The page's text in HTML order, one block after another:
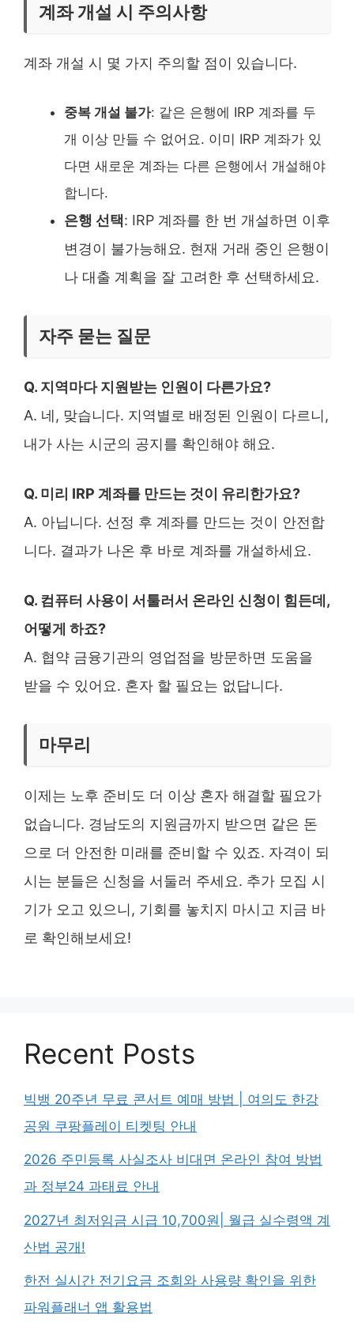
계좌 개설 시 주의사항
계좌 개설 시 몇 가지 주의할 점이 있습니다.
중복 개설 불가: 같은 은행에 IRP 계좌를 두
개 이상 만들 수 없어요. 이미 IRP 계좌가 있
다면 새로운 계좌는 다른 은행에서 개설해야
합니다.
은행 선택: IRP 계좌를 한 번 개설하면 이후
변경이 불가능해요. 현재 거래 중인 은행이
나 대출 계획을 잘 고려한 후 선택하세요.
자주 묻는 질문
Q. 지역마다 지원받는 인원이 다른가요?
A. 네, 맞습니다. 지역별로 배정된 인원이 다르니,
내가 사는 시군의 공지를 확인해야 해요.
Q. 미리 IRP 계좌를 만드는 것이 유리한가요?
A. 아닙니다. 선정 후 계좌를 만드는 것이 안전합
니다. 결과가 나온 후 바로 계좌를 개설하세요.
Q. 컴퓨터 사용이 서툴러서 온라인 신청이 힘든데,
어떻게 하죠?
A. 협약 금융기관의 영업점을 방문하면 도움을
받을 수 있어요. 혼자 할 필요는 없답니다.
마무리
이제는 노후 준비도 더 이상 혼자 해결할 필요가
없습니다. 경남도의 지원금까지 받으면 같은 돈
으로 더 안전한 미래를 준비할 수 있죠. 자격이 되
시는 분들은 신청을 서둘러 주세요. 추가 모집 시
기가 오고 있으니, 기회를 놓치지 마시고 지금 바
로 확인해보세요!
Recent Posts
빅뱅 20주년 무료 콘서트 예매 방법 | 여의도 한강
공원 쿠팡플레이 티켓팅 안내
2026 주민등록 사실조사 비대면 온라인 참여 방법
과 정부24 과태료 안내
2027년 최저임금 시급 10,700원| 월급 실수령액 계
산법 공개!
한전 실시간 전기요금 조회와 사용량 확인을 위한
파워플래너 앱 활용법